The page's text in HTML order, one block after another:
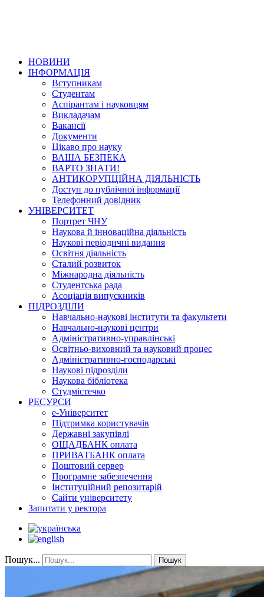
НОВИНИ
ІНФОРМАЦІЯ
Вступникам
Студентам
Аспірантам і науковцям
Викладачам
Вакансії
Документи
Цікаво про науку
ВАША БЕЗПЕКА
ВАРТО ЗНАТИ!
АНТИКОРУПЦІЙНА ДІЯЛЬНІСТЬ
Доступ до публічної інформації
Телефонний довідник
УНІВЕРСИТЕТ
Портрет ЧНУ
Наукова й інноваційна діяльність
Наукові періодичні видання
Освітня діяльність
Сталий розвиток
Міжнародна діяльність
Студентська рада
Асоціація випускників
ПІДРОЗДІЛИ
Навчально-наукові інститути та факультети
Навчально-наукові центри
Адміністративно-управлінські
Освітньо-виховний та науковий процес
Адміністративно-господарські
Наукові підрозділи
Наукова бібліотека
Студмістечко
РЕСУРСИ
е-Університет
Підтримка користувачів
Державні закупівлі
ОЩАДБАНК оплата
ПРИВАТБАНК оплата
Поштовий сервер
Програмне забезпечення
Інституційний репозитарій
Сайти університету
Запитати у ректора
Пошук... Пошук